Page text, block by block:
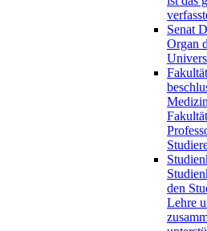
Senat
Organ
den
Lehre